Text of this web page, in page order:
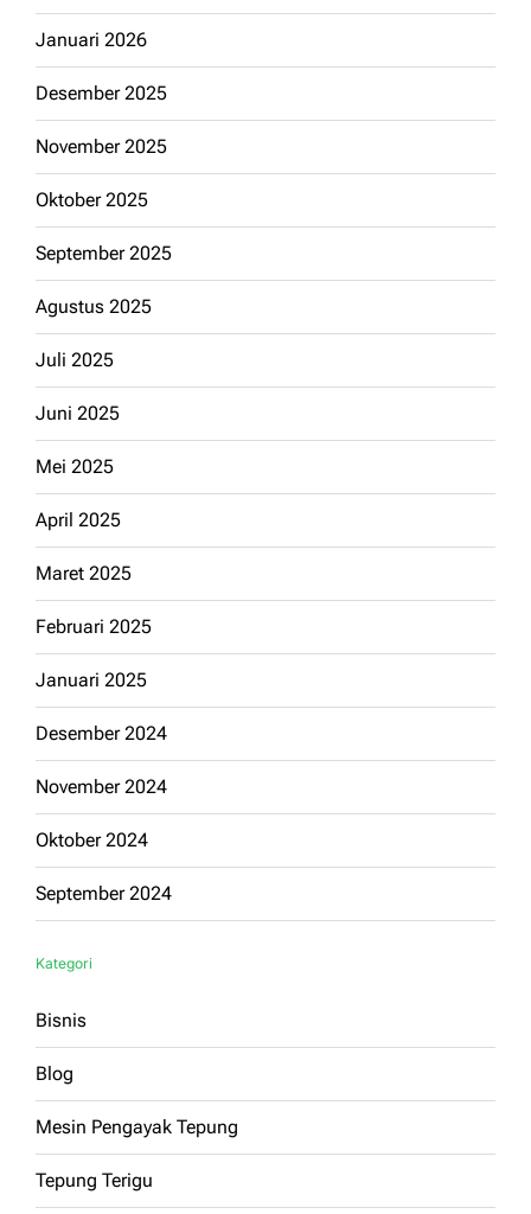
Januari 2026
Desember 2025
November 2025
Oktober 2025
September 2025
Agustus 2025
Juli 2025
Juni 2025
Mei 2025
April 2025
Maret 2025
Februari 2025
Januari 2025
Desember 2024
November 2024
Oktober 2024
September 2024
Kategori
Bisnis
Blog
Mesin Pengayak Tepung
Tepung Terigu